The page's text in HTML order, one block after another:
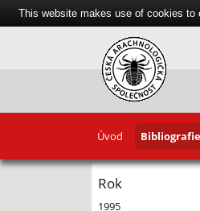
Úvod Bibliografie
Rok
1995
This website makes use of cookies to